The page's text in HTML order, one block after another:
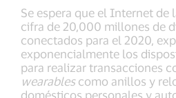
Se espera que el Internet de
cifra de 20,000 millones de
conectados para el 2020,
exponencialmente los
para realizar transacciones
wearables como anillos y
domésticos personales y